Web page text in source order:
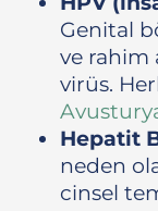
Genital
ve rahim
virüs.
Hepatit
neden
cinsel